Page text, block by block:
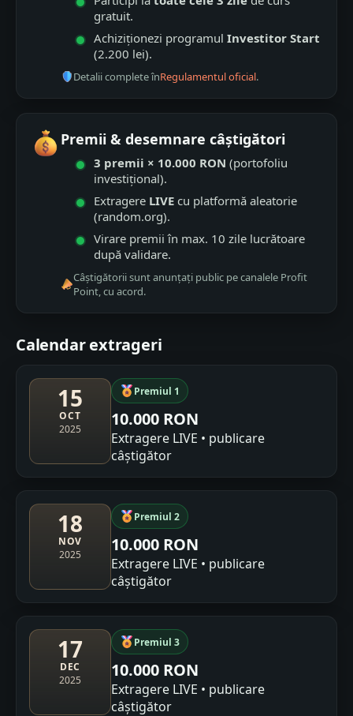
gratuit.
Achiziționezi programul Investitor Start
(2.200 lei).
Detalii complete înRegulamentul oficial.
Premii & desemnare câștigători
3 premii × 10.000 RON (portofoliu
investițional).
Extragere LIVE cu platformă aleatorie
(random.org).
Virare premii în max. 10 zile lucrătoare
după validare.
Câștigătorii sunt anunțați public pe canalele Profit
Point, cu acord.
Calendar extrageri
15
OCT
2025
Premiul 1
10.000 RON
Extragere LIVE • publicare
câștigător
18
NOV
2025
Premiul 2
10.000 RON
Extragere LIVE • publicare
câștigător
17
DEC
2025
Premiul 3
10.000 RON
Extragere LIVE • publicare
câștigător